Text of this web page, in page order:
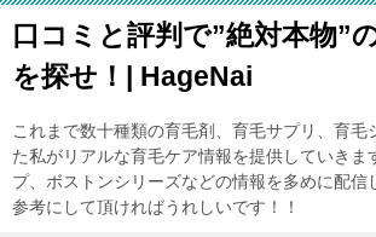
口コミと評判で”絶対本物”
を探せ！| HageNai
これまで数十種類の育毛剤、育毛サプリ、育毛
た私がリアルな育毛ケア情報を提供していきま
プ、ボストンシリーズなどの情報を多めに配信
参考にして頂ければうれしいです！！